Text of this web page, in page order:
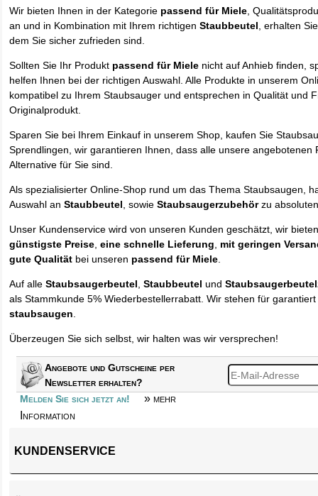
Wir bieten Ihnen in der Kategorie passend für Miele,
an und in Kombination mit Ihrem richtigenStaubbeutel, erhalten
dem Sie sicher zufrieden sind.
Sollten Sie Ihr Produkt passend für Miele nicht auf Anhieb finden,
helfen Ihnen bei der richtigen Auswahl. Alle Produkte in unserem
kompatibel zu Ihrem Staubsauger und entsprechen in Qualität und
Originalprodukt.
Sparen Sie bei Ihrem Einkauf in unserem Shop, kaufen Sie
Sprendlingen, wir garantieren Ihnen, dass alle unsere angebotenen
Alternative für Sie sind.
Als spezialisierter Online-Shop rund um das Thema Staubsaugen,
Auswahl anStaubbeutel, sowieStaubsaugerzubehörzu
Unser Kundenservice wird von unseren Kunden geschätzt, wir
günstigste Preise,eine schnelle Lieferung, mit geringen
gute Qualität bei unseren passend für Miele.
Auf alleStaubsaugerbeutel,Staubbeutel und
als Stammkunde 5% Wiederbestellerrabatt. Wir stehen für
staubsaugen.
Überzeugen Sie sich selbst, wir halten was wir versprechen!
Angebote und Gutscheine per
Newsletter erhalten?
Melden Sie sich jetzt an!
» mehr
Information
KUNDENSERVICE